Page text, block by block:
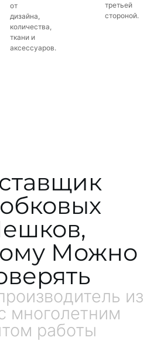
от
дизайна,
количества,
ткани и
аксессуаров.
третьей
стороной.
Можно
из
многолетним
работы